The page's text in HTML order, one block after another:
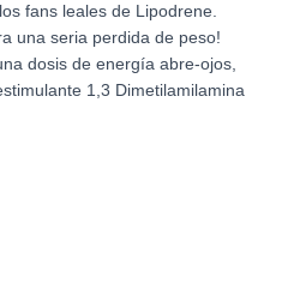
fans leales de Lipodrene.
una seria perdida de peso!
dosis de energía abre-ojos,
1,3 Dimetilamilamina